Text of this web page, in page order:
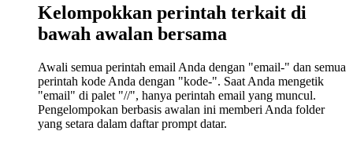
Kelompokkan perintah terkait di
bawah awalan bersama
Awali semua perintah email Anda dengan "email-" dan semua
perintah kode Anda dengan "kode-". Saat Anda mengetik
"email" di palet "//", hanya perintah email yang muncul.
Pengelompokan berbasis awalan ini memberi Anda folder
yang setara dalam daftar prompt datar.